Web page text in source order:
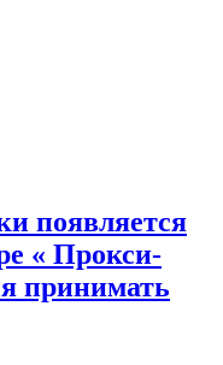
появляется
« Прокси-
принимать